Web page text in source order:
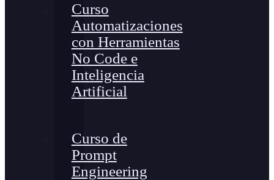
Curso
Automatizaciones
con Herramientas
No Code e
Inteligencia
Artificial
Curso de
Prompt
Engineering